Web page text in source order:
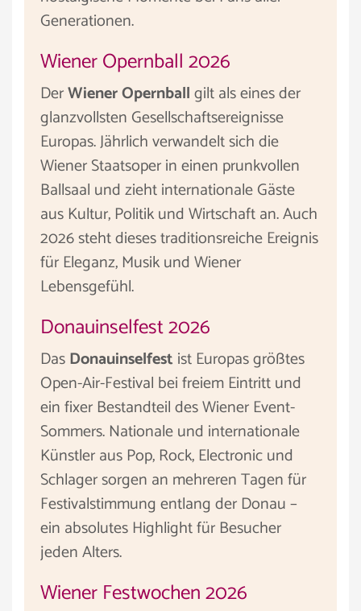
Generationen.
Wiener Opernball 2026
DerWiener Opernballgilt als eines der
glanzvollsten Gesellschaftsereignisse
Europas. Jährlich verwandelt sich die
Wiener Staatsoper in einen prunkvollen
Ballsaal und zieht internationale Gäste
aus Kultur, Politik und Wirtschaft an. Auch
2026 steht dieses traditionsreiche Ereignis
für Eleganz, Musik und Wiener
Lebensgefühl.
Donauinselfest 2026
DasDonauinselfestist Europas größtes
Open-Air-Festival bei freiem Eintritt und
ein fixer Bestandteil des Wiener Event-
Sommers. Nationale und internationale
Künstler aus Pop, Rock, Electronic und
Schlager sorgen an mehreren Tagen für
Festivalstimmung entlang der Donau –
ein absolutes Highlight für Besucher
jeden Alters.
Wiener Festwochen 2026